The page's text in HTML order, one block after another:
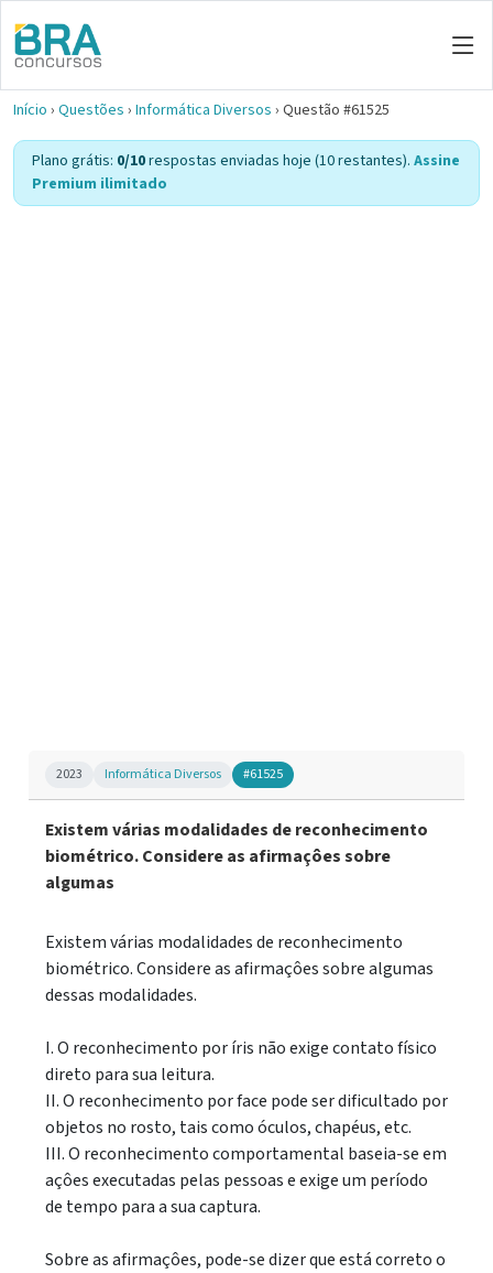
Início › Questões › Informática Diversos › Questão #61525
Plano grátis: 0/10respostas enviadas hoje (10 restantes). Assine
Premium ilimitado
2023 Informática Diversos #61525
Existem várias modalidades de reconhecimento
biométrico. Considere as afirmaçôes sobre
algumas
Existem várias modalidades de reconhecimento
biométrico. Considere as afirmaçôes sobre algumas
dessas modalidades.
I. O reconhecimento por íris não exige contato físico
direto para sua leitura.
II. O reconhecimento por face pode ser dificultado por
objetos no rosto, tais como óculos, chapéus, etc.
III. O reconhecimento comportamental baseia-se em
açôes executadas pelas pessoas e exige um período
de tempo para a sua captura.
Sobre as afirmaçôes, pode-se dizer que está correto o